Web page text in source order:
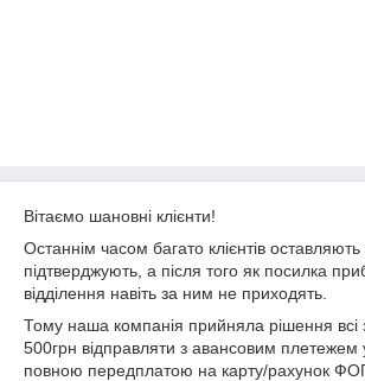
Вітаємо шановні клієнти!
Останнім часом багато клієнтів
підтверджують, а після того як посилка
відділення навіть за ним не приходять.
Тому наша компанія прийняла рішення
500грн відправляти з авансовим плетежем
повною передплатою на карту/рахунок